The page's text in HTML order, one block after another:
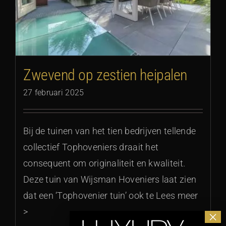
Zwevend op zestien heipalen
27 februari 2025
Bij de tuinen van het tien bedrijven tellende
collectief Tophoveniers draait het
consequent om originaliteit en kwaliteit.
Deze tuin van Wijsman Hoveniers laat zien
dat een ‘Tophovenier tuin’ ook te Lees meer
>